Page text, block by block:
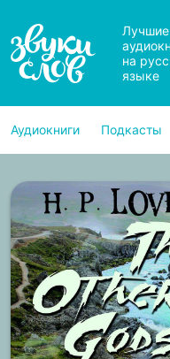
Лучшие
на
языке
Аудиокниги Подкасты